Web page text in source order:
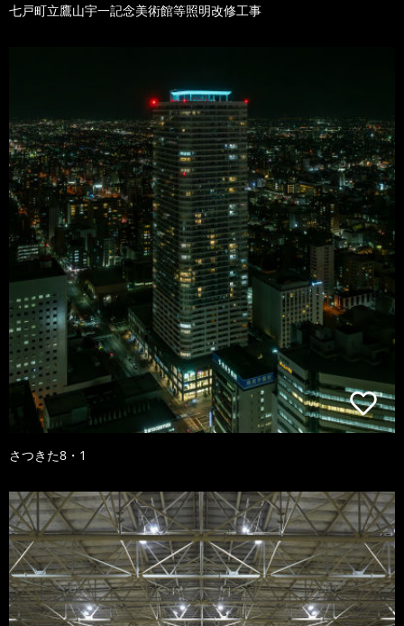
七戸町立鷹山宇一記念美術館等照明改修工事
さつきた8・1